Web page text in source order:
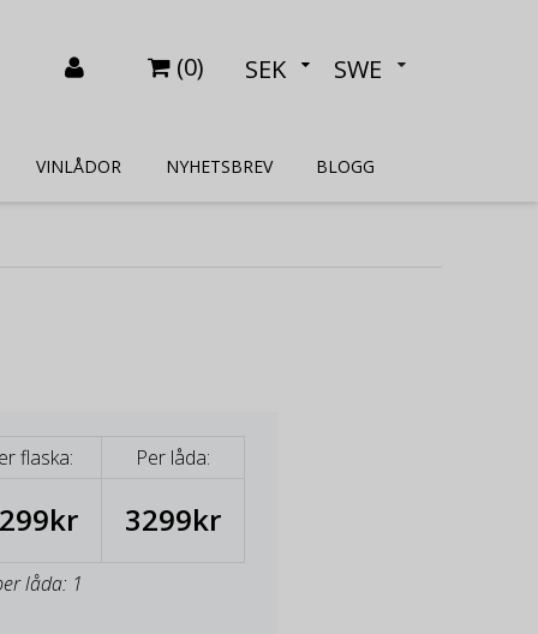
(0) SEK SWE
VINLÅDOR NYHETSBREV BLOGG
flaska: Per låda:
3299kr
låda: 1